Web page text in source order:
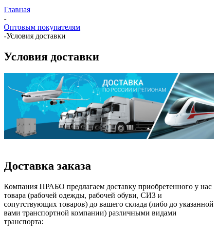
Главная
-
Оптовым покупателям
-Условия доставки
Условия доставки
Доставка заказа
Компания ПРАБО предлагаем доставку приобретенного у нас
товара (рабочей одежды, рабочей обуви, СИЗ и
сопутствующих товаров) до вашего склада (либо до указанной
вами транспортной компании) различными видами
транспорта: